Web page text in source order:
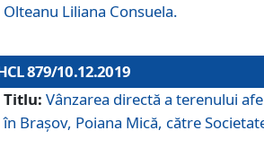
Olteanu Liliana Consuela.
879/10.12.2019
Titlu: Vânzarea directă a terenului
în Brașov, Poiana Mică, către